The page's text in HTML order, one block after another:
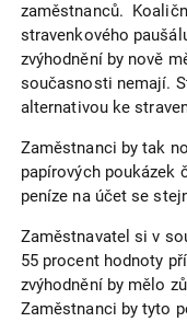
zaměstnanců.
stravenkového
zvýhodnění by nově
současnosti nemají.
alternativou ke
Zaměstnanci by tak
papírových poukázek
peníze na účet se
Zaměstnavatel si v
55 procent hodnoty
zvýhodnění by mělo
Zaměstnanci by tyto